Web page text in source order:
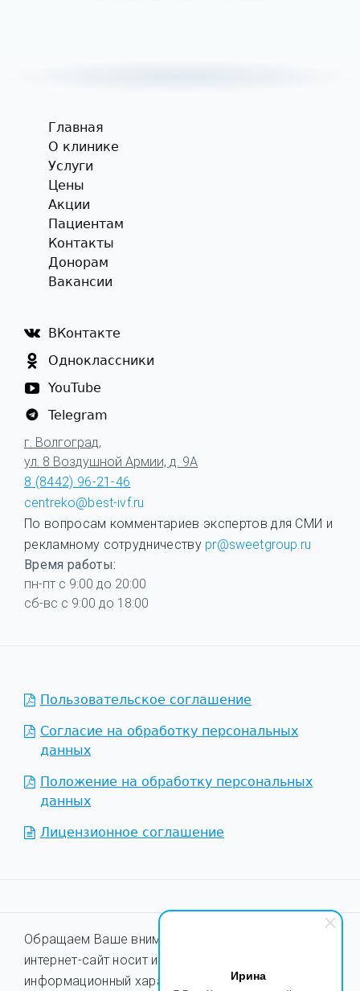
Ирина
Главная
О клинике
Услуги
Цены
Акции
Пациентам
Контакты
Донорам
Вакансии
ВКонтакте
Одноклассники
YouTube
Telegram
г. Волгоград,
ул. 8 Воздушной Армии, д. 9А
8 (8442) 96-21-46
centreko@best-ivf.ru
По вопросам комментариев экспертов для СМИ и
рекламному сотрудничеству pr@sweetgroup.ru
Время работы:
пн-пт с 9:00 до 20:00
сб-вс с 9:00 до 18:00
Пользовательское соглашение
Согласие на обработку персональных
данных
Положение на обработку персональных
данных
Лицензионное соглашение
Обращаем Ваше внимание на то, что данный
интернет-сайт носит исключительно
информационный характер и ни при каких